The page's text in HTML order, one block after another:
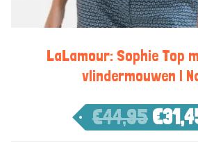
LaLamour: Sophie Top
vlindermouwen |
€44,95 €